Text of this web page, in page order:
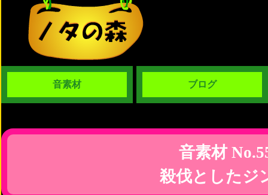
音素材 ブログ
音素材
殺伐としたジ